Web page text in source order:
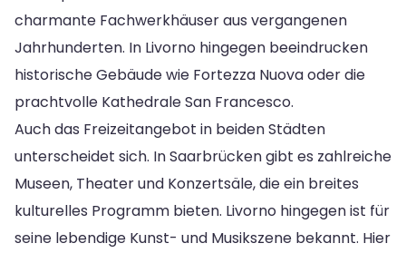
charmante Fachwerkhäuser aus vergangenen
Jahrhunderten. In Livorno hingegen beeindrucken
historische Gebäude wie Fortezza Nuova oder die
prachtvolle Kathedrale San Francesco.
Auch das Freizeitangebot in beiden Städten
unterscheidet sich. In Saarbrücken gibt es zahlreiche
Museen, Theater und Konzertsäle, die ein breites
kulturelles Programm bieten. Livorno hingegen ist für
seine lebendige Kunst- und Musikszene bekannt. Hier